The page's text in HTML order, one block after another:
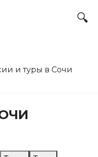
и туры в Сочи